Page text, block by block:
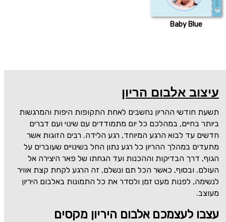
Baby Blue
עיצוב אלבום הריון
תשעת חודשי ההריון נחשבים לאחת התקופות היפות והמרגשות
ביותר בחיים, במהלכם כל יום מתמודדים עם שינוי ועם דברים
חדשים עד לבוא הרגע המיוחד, רגע הלידה. רבים הזוגות אשר
מתעדים במהלך ההריון כל רגע נתון החל בשינויים שעוברים על
הגוף, דרך הבדיקות וההכנות ועד הגחתו של פאר היצירה אל
העולם. ובסוף, כאשר הכל תם ונשלם, זה הרגע לקחת קצת אוויר
לנשימה, לפנות מעט זמן ולסדר את כל התמונות באלבום היריון
מעוצב.
עצבו לעצמכם אלבום היריון מקסים